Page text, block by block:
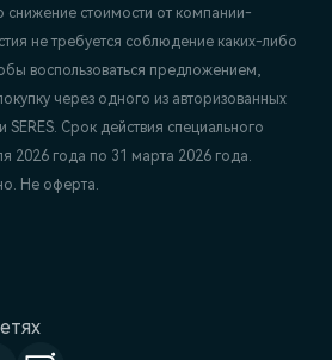
снижение стоимости от компании-
не требуется соблюдение каких-либо
воспользоваться предложением,
через одного из авторизованных
SERES. Срок действия специального
2026 года по 31 марта 2026 года.
Не оферта.